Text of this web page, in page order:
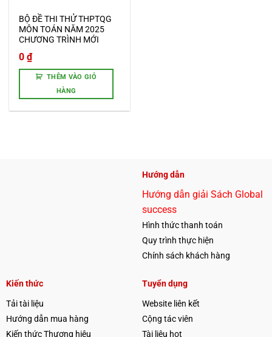
BỘ ĐỀ THI THỬ THPTQG
MÔN TOÁN NĂM 2025
CHƯƠNG TRÌNH MỚI
0₫
THÊM VÀO GIỎ
HÀNG
Hướng dẫn
Hướng dẫn giải Sách Global
success
Hình thức thanh toán
Quy trình thực hiện
Chính sách khách hàng
Kiến thức
Tải tài liệu
Hướng dẫn mua hàng
Kiến thức Thương hiệu
Tuyển dụng
Website liên kết
Cộng tác viên
Tài liệu hot